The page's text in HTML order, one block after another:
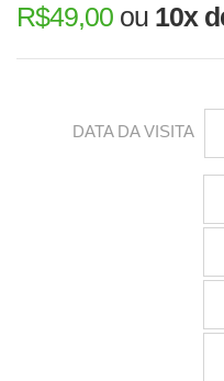
R$49,00 ou 10x
DATA DA VISITA